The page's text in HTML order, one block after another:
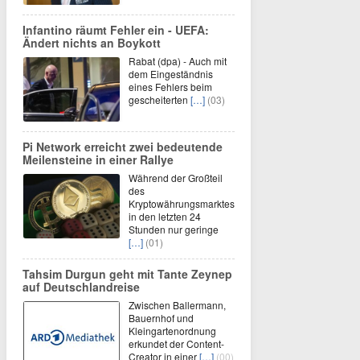
Infantino räumt Fehler ein - UEFA:
Ändert nichts an Boykott
Rabat (dpa) - Auch mit
dem Eingeständnis
eines Fehlers beim
gescheiterten […] (03)
Pi Network erreicht zwei bedeutende
Meilensteine in einer Rallye
Während der Großteil
des
Kryptowährungsmarktes
in den letzten 24
Stunden nur geringe
[…] (01)
Tahsim Durgun geht mit Tante Zeynep
auf Deutschlandreise
Zwischen Ballermann,
Bauernhof und
Kleingartenordnung
erkundet der Content-
Creator in einer[…] (00)